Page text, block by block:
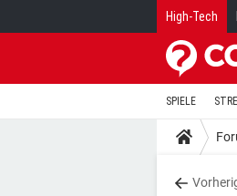
High-Tech
SPIELE